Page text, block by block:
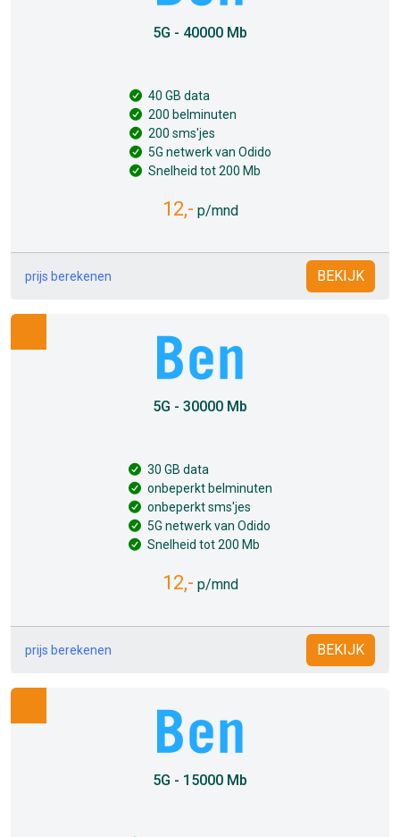
5G - 40000 Mb
40 GB data
200 belminuten
200 sms'jes
5G netwerk van Odido
Snelheid tot 200 Mb
12,- p/mnd
prijs berekenen BEKIJK
5G - 30000 Mb
30 GB data
onbeperkt belminuten
onbeperkt sms'jes
5G netwerk van Odido
Snelheid tot 200 Mb
12,- p/mnd
prijs berekenen BEKIJK
5G - 15000 Mb